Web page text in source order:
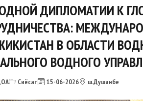
ДИПЛОМАТИИ К
В ОБЛАСТИ
ВОДНОГО
Сиёсат 15-06-2026 ш.Душанбе